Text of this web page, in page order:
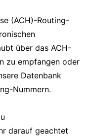
(ACH)-Routing-
über das ACH-
zu empfangen oder
Datenbank
Nummern.
darauf geachtet